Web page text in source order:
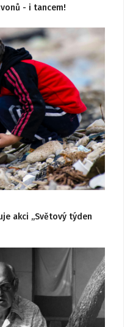
- i tancem!
akci „Světový týden